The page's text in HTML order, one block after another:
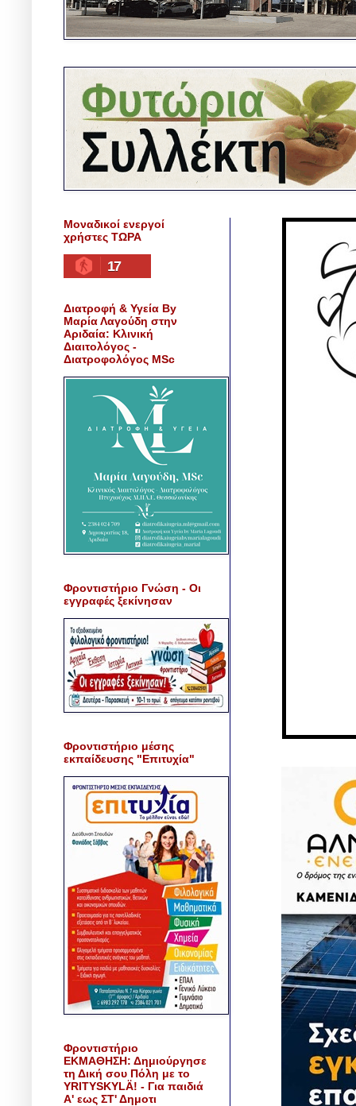
Μοναδικοί ενεργοί
χρήστες ΤΩΡΑ
17
Διατροφή & Υγεία By
Μαρία Λαγούδη στην
Αριδαία: Κλινική
Διαιτολόγος -
Διατροφολόγος MSc
Φροντιστήριο Γνώση - Οι
εγγραφές ξεκίνησαν
Φροντιστήριο μέσης
εκπαίδευσης "Επιτυχία"
Φροντιστήριο
ΕΚΜΑΘΗΣΗ: Δημιούργησε
τη Δική σου Πόλη με το
YRITYSKYLÄ! - Για παιδιά
Α' εως ΣΤ' Δημοτι